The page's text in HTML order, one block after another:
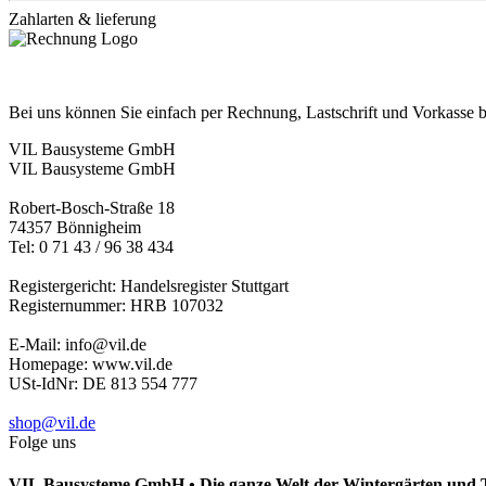
Zahlarten & lieferung
Bei uns können Sie einfach per Rechnung, Lastschrift und Vorkasse
VIL Bausysteme GmbH
VIL Bausysteme GmbH
Robert-Bosch-Straße 18
74357 Bönnigheim
Tel: 0 71 43 / 96 38 434
Registergericht: Handelsregister Stuttgart
Registernummer: HRB 107032
E-Mail: info@vil.de
Homepage: www.vil.de
USt-IdNr: DE 813 554 777
shop@vil.de
Folge uns